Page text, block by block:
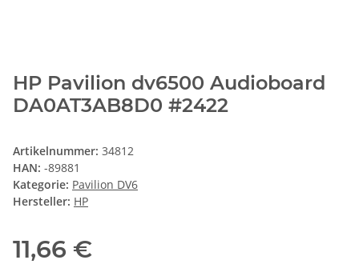
HP Pavilion dv6500 Audioboard
DA0AT3AB8D0 #2422
Artikelnummer: 34812
HAN: -89881
Kategorie: Pavilion DV6
Hersteller: HP
11,66 €